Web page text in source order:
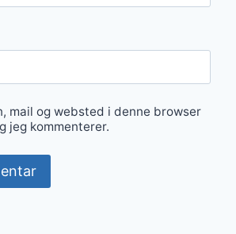
mail og websted i denne browser
jeg kommenterer.